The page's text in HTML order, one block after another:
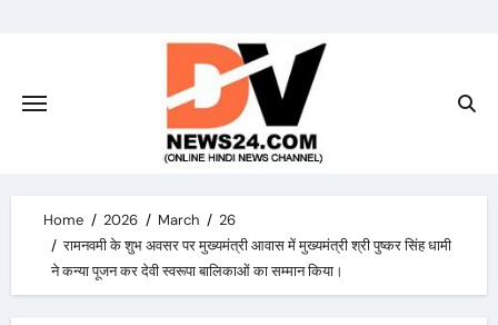
Home 2026 March
26
रामनवमी के शुभ अवसर पर मुख्यमंत्री आवास में मुख्यमंत्री श्री पुष्कर सिंह धामी
ने कन्या पूजन कर देवी स्वरूपा बालिकाओं का सम्मान किया।